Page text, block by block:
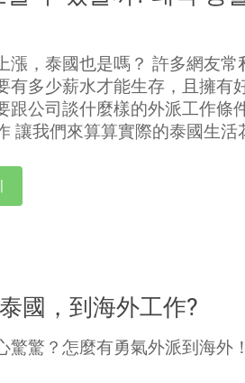
漲，泰國也是嗎？ 許多網友常
有多少薪水才能生存，且擁有
跟公司談什麼樣的外派工作條
讓我們來算算實際的泰國生活
國，到海外工作?
驚驚？怎麼有勇氣外派到海外